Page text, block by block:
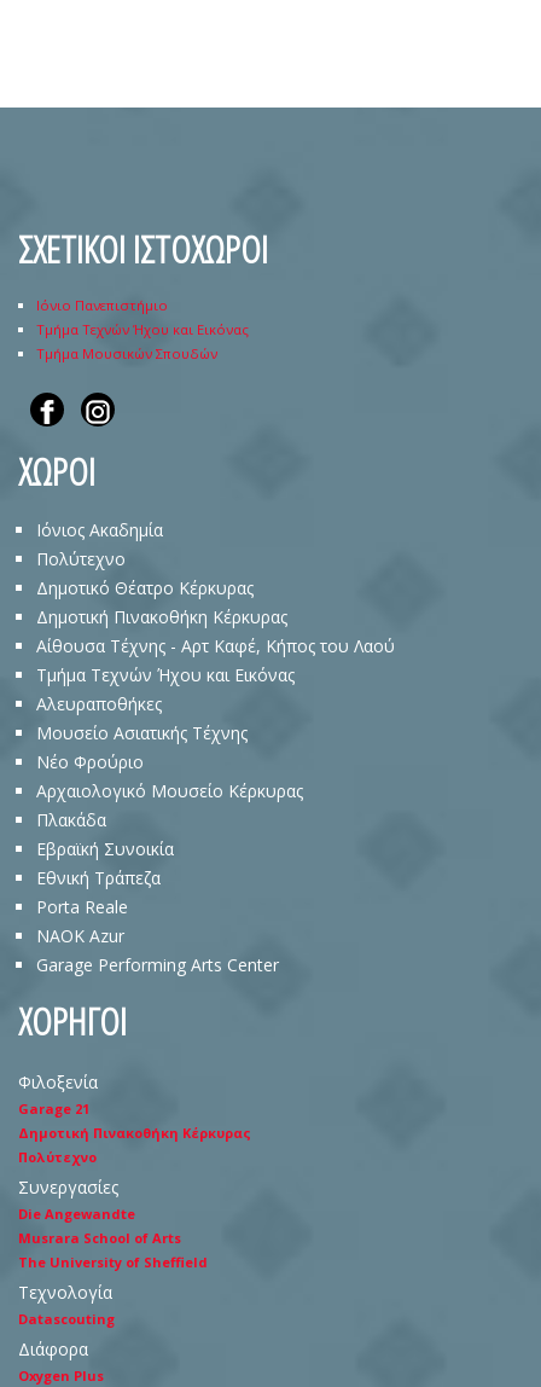
ΣΧΕΤΙΚΟΙ ΙΣΤΟΧΩΡΟΙ
Ιόνιο Πανεπιστήμιο
Τμήμα Τεχνών Ήχου και Εικόνας
Τμήμα Μουσικών Σπουδών
ΧΩΡΟΙ
Ιόνιος Ακαδημία
Πολύτεχνο
Δημοτικό Θέατρο Κέρκυρας
Δημοτική Πινακοθήκη Κέρκυρας
Αίθουσα Τέχνης - Αρτ Καφέ, Κήπος του Λαού
Τμήμα Τεχνών Ήχου και Εικόνας
Αλευραποθήκες
Μουσείο Ασιατικής Τέχνης
Νέο Φρούριο
Αρχαιολογικό Μουσείο Κέρκυρας
Πλακάδα
Eβραϊκή Συνοικία
Εθνική Τράπεζα
Porta Reale
NAOK Azur
Garage Performing Arts Center
ΧΟΡΗΓΟΙ
Φιλοξενία
Garage 21
Δημοτική Πινακοθήκη Κέρκυρας
Πολύτεχνο
Συνεργασίες
Die Angewandte
Musrara School of Arts
The University of Sheffield
Τεχνολογία
Datascouting
Διάφορα
Oxygen Plus